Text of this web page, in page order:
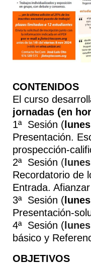
CONTENIDOS
El curso
jornadas (en
1ª Sesión (
Presentación.
prospección-
2ª Sesión (
Recordatorio de
Entrada.
3ª Sesión (
Presentación-
4ª Sesión (
básico y
OBJETIVOS